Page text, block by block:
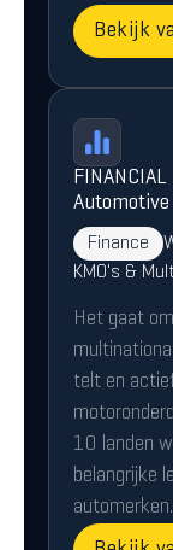
Bekijk
Automotive
Finance
KMO's &
Het gaat
telt en
10 landen
belangrijke
automerken.